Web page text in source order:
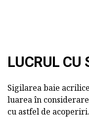
LUCRUL CU
Sigilarea baie
luarea în
cu astfel de acoperiri.